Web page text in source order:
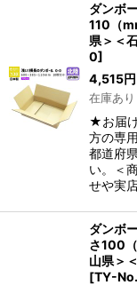
ダンボ
110（
県＞＜
0]
4,515円
在庫あり
★お届
方の専
都道府
い。＜
せや実
ダンボ
さ100
山県＞
[TY-